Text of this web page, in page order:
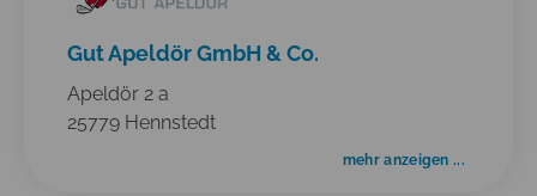
Gut Apeldör GmbH & Co.
Apeldör 2 a
25779 Hennstedt
mehr anzeigen ...